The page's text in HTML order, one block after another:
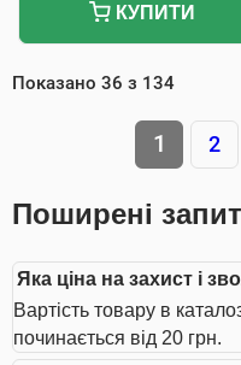
КУПИТИ
Показано 36 з 134
1 2
Поширені
Яка ціна на захист і
Вартість товару в
починається від 20 грн.